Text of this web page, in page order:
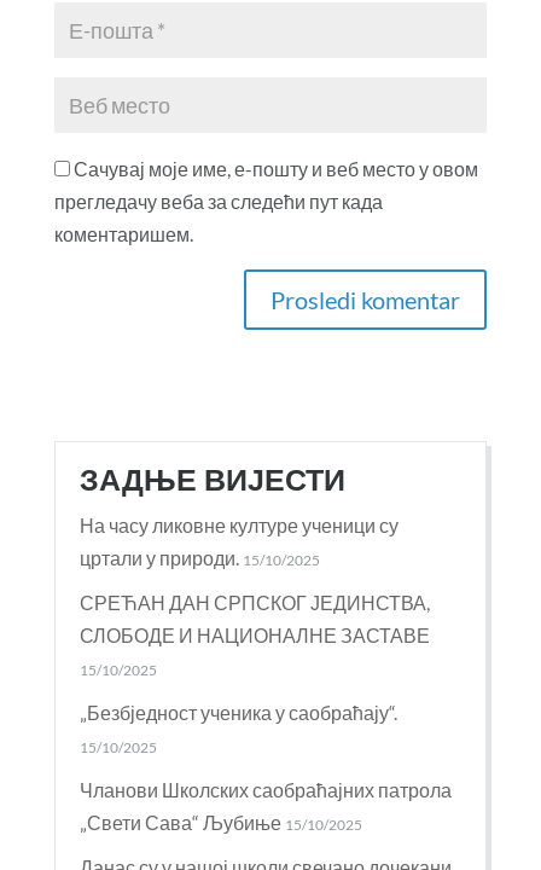
Сачувај моје име, е-пошту и веб место у овом
прегледачу веба за следећи пут када
коментаришем.
ЗАДЊЕ ВИЈЕСТИ
На часу ликовне културе ученици су
цртали у природи. 15/10/2025
СРЕЋАН ДАН СРПСКОГ ЈЕДИНСТВА,
СЛОБОДЕ И НАЦИОНАЛНЕ ЗАСТАВЕ
15/10/2025
„Безбједност ученика у саобраћају“.
15/10/2025
Чланови Школских саобраћајних патрола
„Свети Сава“ Љубиње 15/10/2025